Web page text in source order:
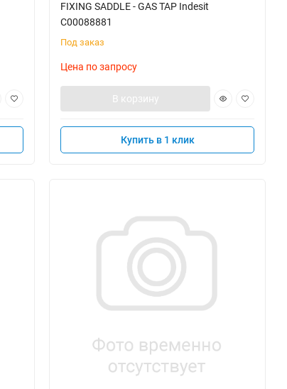
FIXING SADDLE - GAS TAP Indesit
C00088881
Под заказ
Цена по запросу
В корзину
Купить в 1 клик